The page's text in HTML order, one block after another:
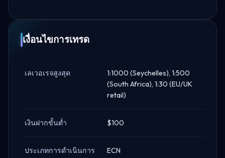
เงื่อนไขการเทรด
เลเวอเรจสูงสุด
1:1000 (Seychelles), 1:500
(South Africa), 1:30 (EU/UK
retail)
เงินฝากขั้นต่ำ $100
ประเภทการดำเนินการ ECN